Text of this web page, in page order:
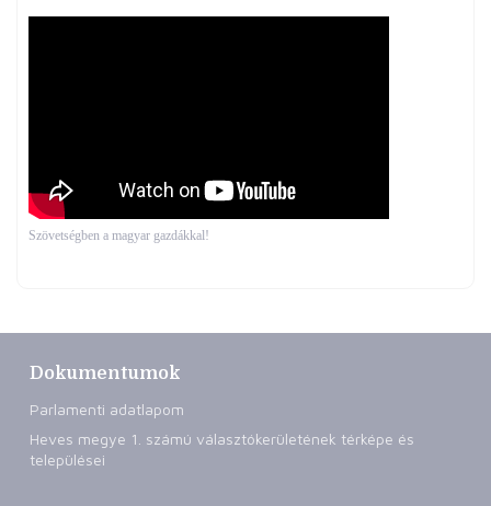
Szövetségben a magyar gazdákkal!
Dokumentumok
Parlamenti adatlapom
Heves megye 1. számú választókerületének térképe és
települései